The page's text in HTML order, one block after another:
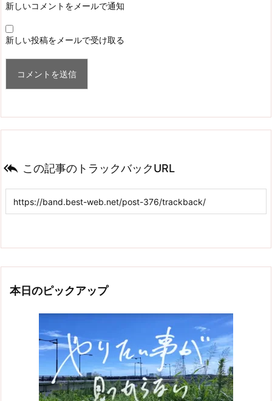
新しいコメントをメールで通知
新しい投稿をメールで受け取る
 この記事のトラックバックURL
本日のピックアップ